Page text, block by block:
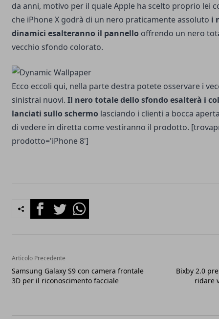
da anni, motivo per il quale Apple ha scelto proprio lei
che iPhone X godrà di un nero praticamente assoluto i
dinamici esalteranno il pannello offrendo un nero
vecchio sfondo colorato.
Ecco eccoli qui, nella parte destra potete osservare i
sinistrai nuovi. Il nero totale dello sfondo esalterà i
lanciati sullo schermo lasciando i clienti a bocca
di vedere in diretta come vestiranno il prodotto.
prodotto='iPhone 8']
FacebookTwitterWhatsapp
Articolo Precedente
Samsung Galaxy S9 con camera frontale
3D per il riconoscimento facciale
Bixby 2.0
ridare